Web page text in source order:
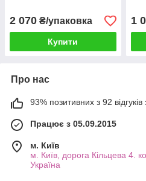
2 070 ₴/упаковка
Купити
1
Про нас
93% позитивних з 92 відгуків
Працює з 05.09.2015
м. Київ
м. Київ, дорога Кільцева 4.
Україна